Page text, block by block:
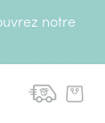
notre